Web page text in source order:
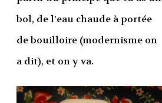
bol, de l’eau chaude à portée
de bouilloire (modernisme on
a dit), et on y va.